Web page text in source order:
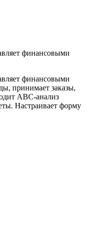
финансовыми
финансовыми
принимает заказы,
АВС-анализ
Настраивает форму